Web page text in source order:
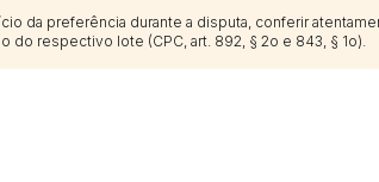
da preferência durante a disputa, conferir
do respectivo lote (CPC, art. 892, § 2o e 843, § 1o).